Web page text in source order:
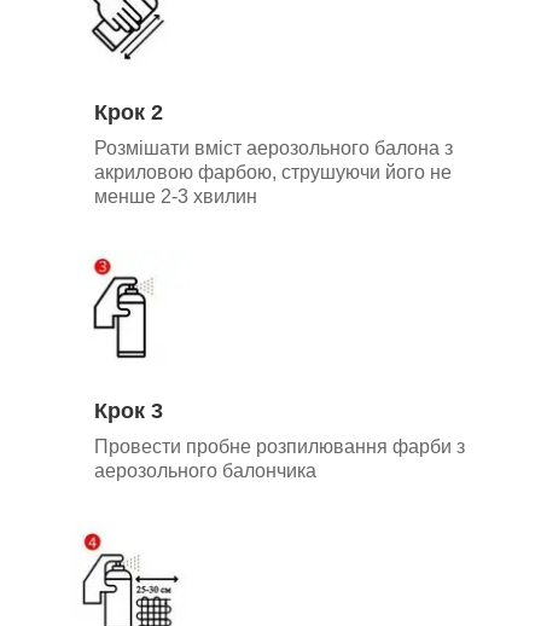
Крок 2
Розмішати вміст аерозольного балона з
акриловою фарбою, струшуючи його не
менше 2-3 хвилин
Крок 3
Провести пробне розпилювання фарби з
аерозольного балончика